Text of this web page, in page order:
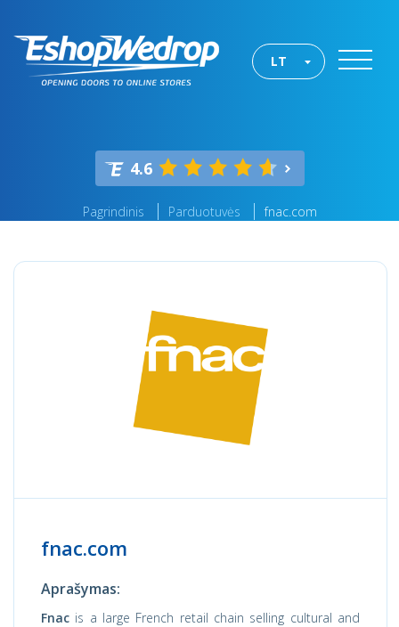
LT
4.6
Pagrindinis Parduotuvės fnac.com
fnac.com
Aprašymas:
Fnac is a large French retail chain selling cultural and